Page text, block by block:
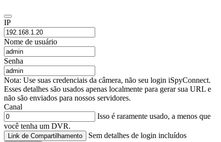
IP
Nome de usuário
Senha
Nota: Use suas credenciais da câmera, não seu login iSpyConnect.
Esses detalhes são usados apenas localmente para gerar sua URL e
não são enviados para nossos servidores.
Canal
Isso é raramente usado, a menos que
você tenha um DVR.
Link de Compartilhamento Sem detalhes de login incluídos